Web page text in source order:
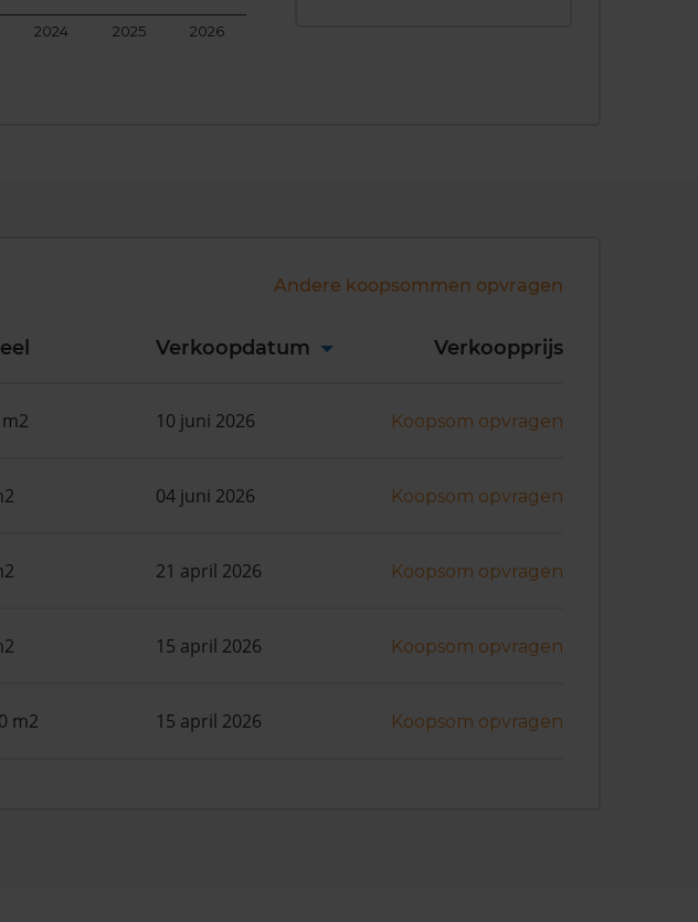
2024 2025 2026
Andere koopsommen opvragen
Verkoopdatum Verkoopprijs
10 juni 2026 Koopsom opvragen
04 juni 2026 Koopsom opvragen
21 april 2026 Koopsom opvragen
15 april 2026 Koopsom opvragen
m2 15 april 2026 Koopsom opvragen